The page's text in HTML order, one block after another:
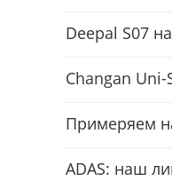
Deepal S07
Changan Uni-
Примеряем
ADAS: наш